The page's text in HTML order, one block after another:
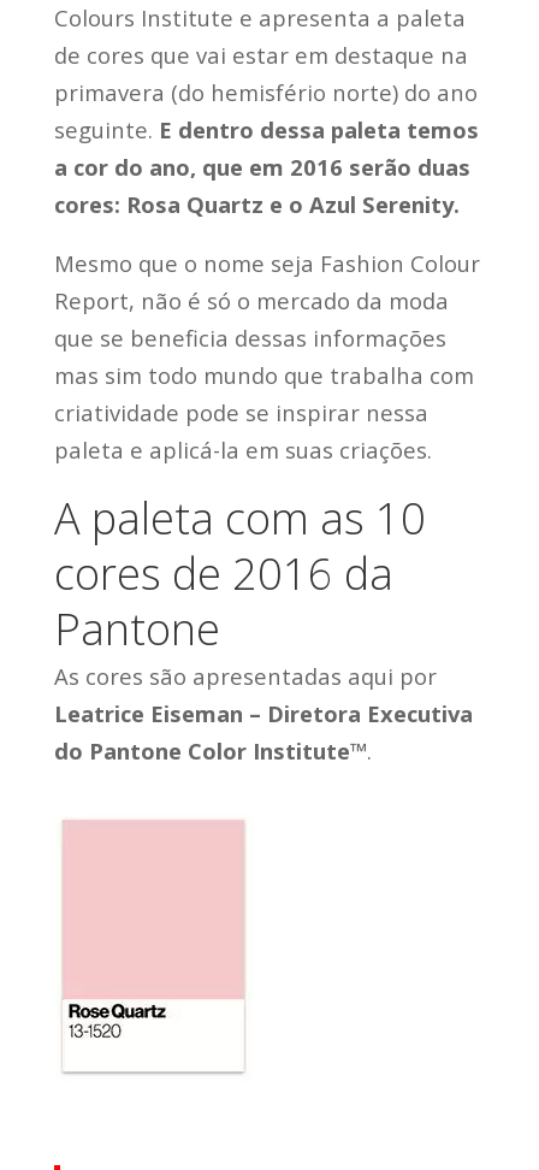
Colours Institute e apresenta a paleta
de cores que vai estar em destaque na
primavera (do hemisfério norte) do ano
seguinte. E dentro dessa paleta temos
a cor do ano, que em 2016 serão duas
cores: Rosa Quartz e o Azul Serenity.
Mesmo que o nome seja Fashion Colour
Report, não é só o mercado da moda
que se beneficia dessas informações
mas sim todo mundo que trabalha com
criatividade pode se inspirar nessa
paleta e aplicá-la em suas criações.
A paleta com as 10
cores de 2016 da
Pantone
As cores são apresentadas aqui por
Leatrice Eiseman – Diretora Executiva
do Pantone Color Institute™.